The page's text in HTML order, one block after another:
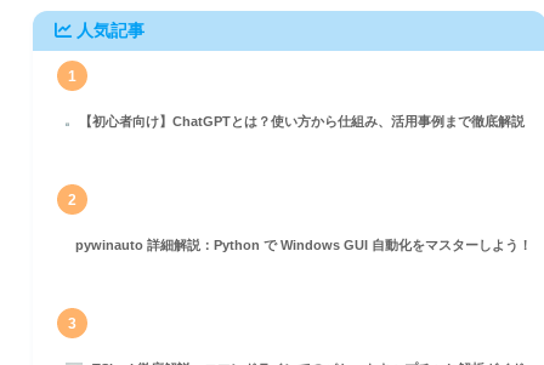
人気記事
1
【初心者向け】ChatGPTとは？使い方から仕組み、活用事例まで徹底解説
2
pywinauto 詳細解説：Python で Windows GUI 自動化をマスターしよう！
3